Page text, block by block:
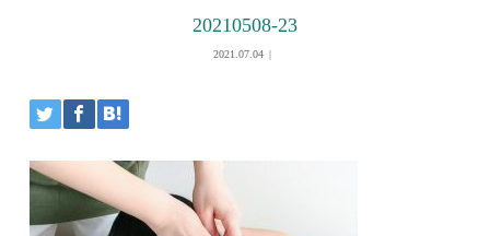
20210508-23
2021.07.04